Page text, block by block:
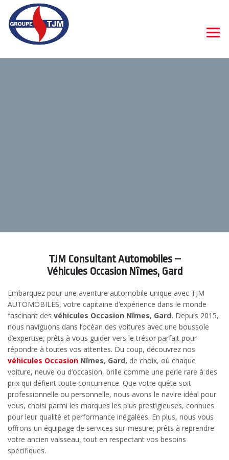
TJM Consultant Automobiles –
Véhicules Occasion Nîmes, Gard
Embarquez pour une aventure automobile unique avec TJM
AUTOMOBILES, votre capitaine d’expérience dans le monde
fascinant des véhicules Occasion Nîmes, Gard. Depuis 2015,
nous naviguons dans l’océan des voitures avec une boussole
d’expertise, prêts à vous guider vers le trésor parfait pour
répondre à toutes vos attentes. Du coup, découvrez nos
véhicules Occasion Nîmes, Gard, de choix, où chaque
voiture, neuve ou d’occasion, brille comme une perle rare à des
prix qui défient toute concurrence. Que votre quête soit
professionnelle ou personnelle, nous avons le navire idéal pour
vous, choisi parmi les marques les plus prestigieuses, connues
pour leur qualité et performance inégalées. En plus, nous vous
offrons un équipage de services sur-mesure, prêts à reprendre
votre ancien vaisseau, tout en respectant vos besoins
spécifiques.